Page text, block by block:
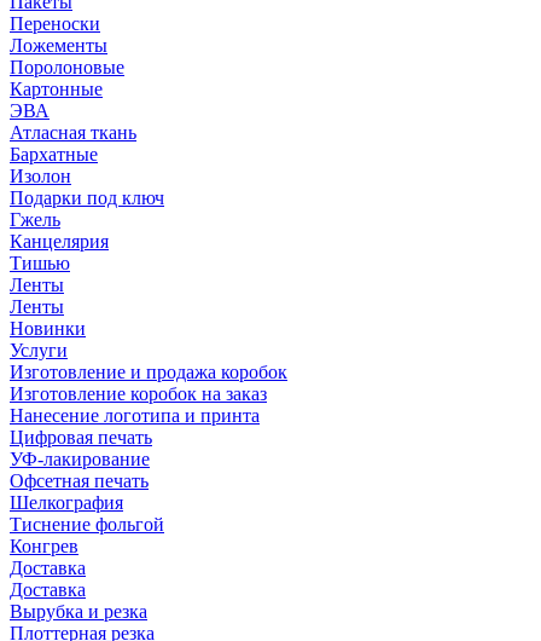
Переноски
Ложементы
Поролоновые
Картонные
ЭВА
Атласная ткань
Бархатные
Изолон
Подарки под ключ
Гжель
Канцелярия
Тишью
Ленты
Ленты
Новинки
Услуги
Изготовление и продажа коробок
Изготовление коробок на заказ
Нанесение логотипа и принта
Цифровая печать
УФ-лакирование
Офсетная печать
Шелкография
Тиснение фольгой
Конгрев
Доставка
Доставка
Вырубка и резка
Плоттерная резка